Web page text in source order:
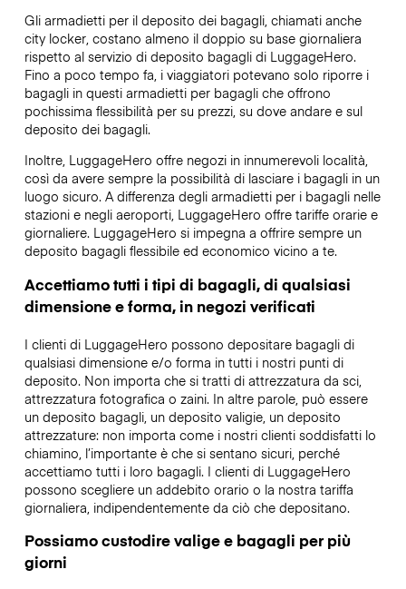
Gli armadietti per il deposito dei bagagli, chiamati anche
city locker, costano almeno il doppio su base giornaliera
rispetto al servizio di deposito bagagli di LuggageHero.
Fino a poco tempo fa, i viaggiatori potevano solo riporre i
bagagli in questi armadietti per bagagli che offrono
pochissima flessibilità per su prezzi, su dove andare e sul
deposito dei bagagli.
Inoltre, LuggageHero offre negozi in innumerevoli località,
così da avere sempre la possibilità di lasciare i bagagli in un
luogo sicuro. A differenza degli armadietti per i bagagli nelle
stazioni e negli aeroporti, LuggageHero offre tariffe orarie e
giornaliere. LuggageHero si impegna a offrire sempre un
deposito bagagli flessibile ed economico vicino a te.
Accettiamo tutti i tipi di bagagli, di qualsiasi
dimensione e forma, in negozi verificati
I clienti di LuggageHero possono depositare bagagli di
qualsiasi dimensione e/o forma in tutti i nostri punti di
deposito. Non importa che si tratti di attrezzatura da sci,
attrezzatura fotografica o zaini. In altre parole, può essere
un deposito bagagli, un deposito valigie, un deposito
attrezzature: non importa come i nostri clienti soddisfatti lo
chiamino, l’importante è che si sentano sicuri, perché
accettiamo tutti i loro bagagli. I clienti di LuggageHero
possono scegliere un addebito orario o la nostra tariffa
giornaliera, indipendentemente da ciò che depositano.
Possiamo custodire valige e bagagli per più
giorni